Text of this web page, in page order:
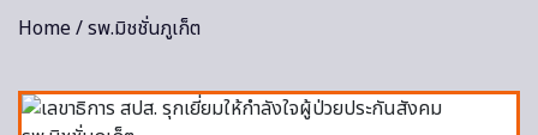
Home/ รพ.มิชชั่นภูเก็ต